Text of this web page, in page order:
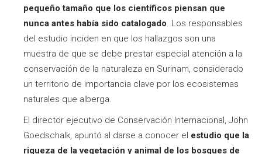
pequeño tamaño que los científicos piensan que
nunca antes había sido catalogado. Los responsables
del estudio inciden en que los hallazgos son una
muestra de que se debe prestar especial atención a la
conservación de la naturaleza en Surinam, considerado
un territorio de importancia clave por los ecosistemas
naturales que alberga.
El director ejecutivo de Conservación Internacional, John
Goedschalk, apuntó al darse a conocer el estudio que la
riqueza de la vegetación y animal de los bosques de